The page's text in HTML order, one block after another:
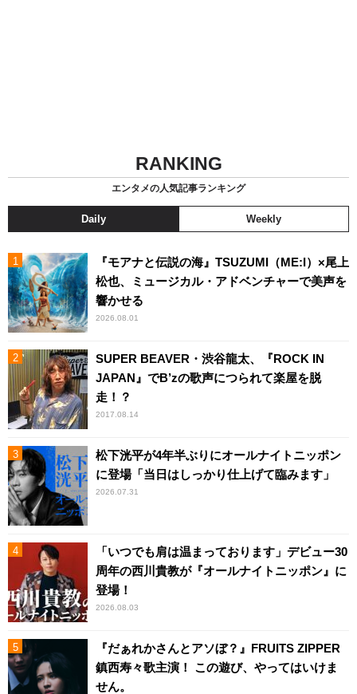
RANKING
エンタメの人気記事ランキング
Daily Weekly
『モアナと伝説の海』TSUZUMI（ME:I）×尾上
松也、ミュージカル・アドベンチャーで美声を
響かせる
2026.08.01
SUPER BEAVER・渋谷龍太、『ROCK IN
JAPAN』でB’zの歌声につられて楽屋を脱
走！？
2017.08.14
松下洸平が4年半ぶりにオールナイトニッポン
に登場「当日はしっかり仕上げて臨みます」
2026.07.31
「いつでも肩は温まっております」デビュー30
周年の西川貴教が『オールナイトニッポン』に
登場！
2026.08.03
『だぁれかさんとアソぼ？』FRUITS ZIPPER
鎮西寿々歌主演！ この遊び、やってはいけま
せん。